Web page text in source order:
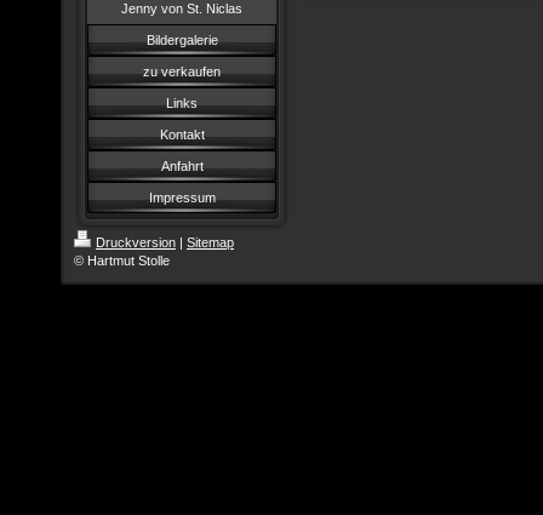
Jenny von St. Niclas
Bildergalerie
zu verkaufen
Links
Kontakt
Anfahrt
Impressum
Druckversion | Sitemap
© Hartmut Stolle